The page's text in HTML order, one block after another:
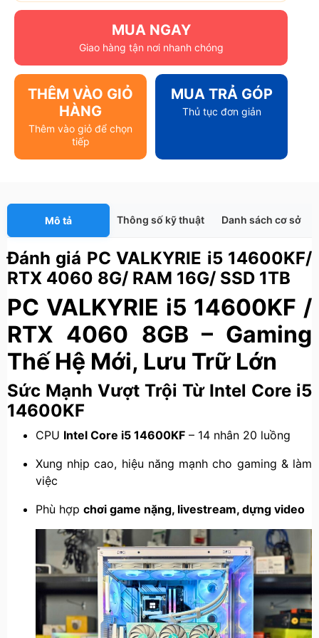
MUA NGAY
Giao hàng tận nơi nhanh chóng
THÊM VÀO GIỎ
HÀNG
Thêm vào giỏ để chọn
tiếp
MUA TRẢ GÓP
Thủ tục đơn giản
Mô tả Thông số kỹ thuật Danh sách cơ sở
Đánh giá PC VALKYRIE i5 14600KF/
RTX 4060 8G/ RAM 16G/ SSD 1TB
PC VALKYRIE i5 14600KF /
RTX 4060 8GB – Gaming
Thế Hệ Mới, Lưu Trữ Lớn
Sức Mạnh Vượt Trội Từ Intel Core i5
14600KF
CPU Intel Core i5 14600KF – 14 nhân 20 luồng
Xung nhịp cao, hiệu năng mạnh cho gaming & làm
việc
Phù hợp chơi game nặng, livestream, dựng video